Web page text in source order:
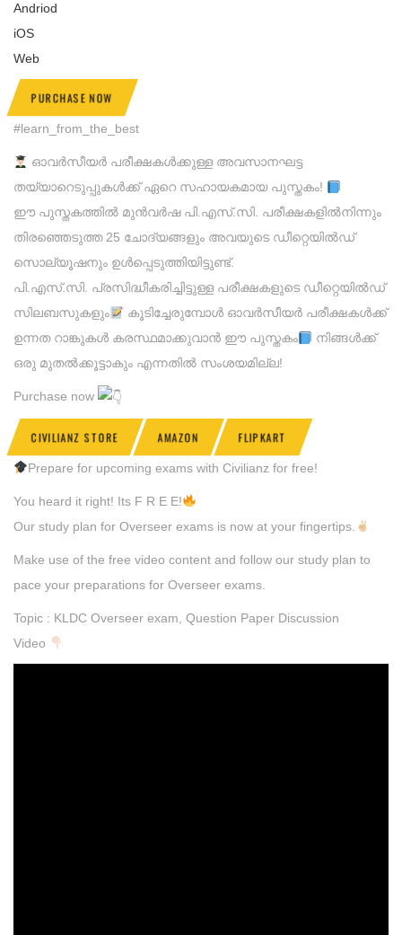
Andriod
iOS
Web
PURCHASE NOW
#learn_from_the_best
ഓവര്‍സീയര്‍ പരീക്ഷകള്‍ക്കുള്ള അവസാനഘട്ട
തയ്യാറെടുപ്പുകള്‍ക്ക് ഏറെ സഹായകമായ പുസ്തകം!
ഈ പുസ്തകത്തില്‍ മുന്‍വര്‍ഷ പി.എസ്.സി. പരീക്ഷകളില്‍നിന്നും
തിരഞ്ഞെടുത്ത 25 ചോദ്യങ്ങളും അവയുടെ ഡീറ്റെയില്‍ഡ്
സൊല്യൂഷനും ഉള്‍പ്പെടുത്തിയിട്ടുണ്ട്.
പി.എസ്.സി. പ്രസിദ്ധീകരിച്ചിട്ടുള്ള പരീക്ഷകളുടെ ഡീറ്റെയില്‍ഡ്
സിലബസുകളും
കൂടിച്ചേരുമ്പോള്‍ ഓവര്‍സീയര്‍ പരീക്ഷകള്‍ക്ക്
ഉന്നത റാങ്കുകൾ കരസ്ഥമാക്കുവാന്‍ ഈ പുസ്തകം
നിങ്ങള്‍ക്ക്
ഒരു മുതല്‍ക്കൂട്ടാകും എന്നതില്‍ സംശയമില്ല!
Purchase now
CIVILIANZ STORE AMAZON FLIPKART
Prepare for upcoming exams with Civilianz for free!
You heard it right! Its F R E E!
Our study plan for Overseer exams is now at your fingertips.
Make use of the free video content and follow our study plan to
pace your preparations for Overseer exams.
Topic : KLDC Overseer exam, Question Paper Discussion
Video